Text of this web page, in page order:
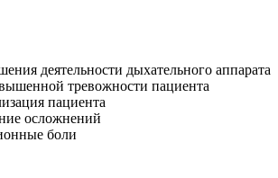
деятельности дыхательного аппарата
тревожности пациента
пациента
осложнений
боли